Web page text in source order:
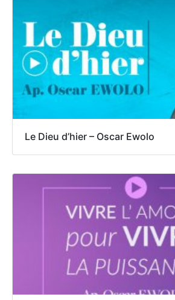
Le Dieu d’hier – Oscar Ewolo